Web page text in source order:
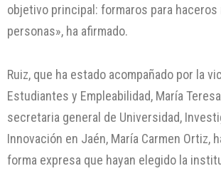
objetivo principal: formaros para haceros
personas», ha afirmado.
Ruiz, que ha estado acompañado por la
Estudiantes y Empleabilidad, María
secretaria general de Universidad,
Innovación en Jaén, María Carmen Ortiz,
forma expresa que hayan elegido la